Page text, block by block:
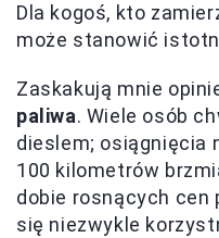
Dla kogoś, kto
może stanowić
Zaskakują mnie
paliwa. Wiele osób
dieslem; osiągnięcia
100 kilometrów
dobie rosnących cen
się niezwykle